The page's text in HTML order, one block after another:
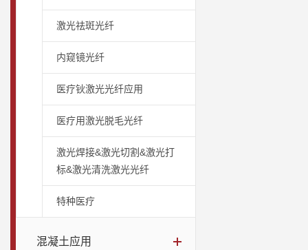
激光祛斑光纤
内窥镜光纤
医疗钬激光光纤应用
医疗用激光脱毛光纤
激光焊接&激光切割&激光打
标&激光清洗激光光纤
特种医疗
混凝土应用